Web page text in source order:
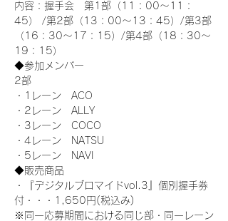
内容：握手会　第1部（11：00～11：
45） /第2部（13：00～13：45）/第3部
（16：30～17：15）/第4部（18：30～
19：15）
◆参加メンバー
2部
・1レーン　ACO
・2レーン　ALLY
・3レーン　COCO
・4レーン　NATSU
・5レーン　NAVI
◆販売商品
・『デジタルブロマイドvol.3』個別握手券
付・・・1,650円(税込み)
※同一応募期間における同じ部・同一レーン